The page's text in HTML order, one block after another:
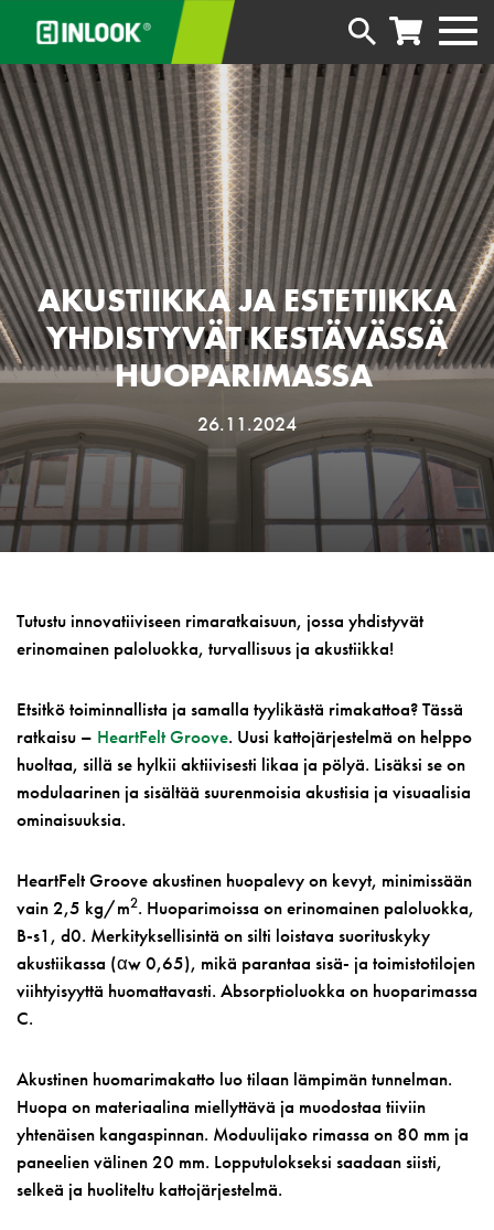
AKUSTIIKKA JA ESTETIIKKA
YHDISTYVÄT KESTÄVÄSSÄ
HUOPARIMASSA
26.11.2024
Tutustu innovatiiviseen rimaratkaisuun, jossa yhdistyvät
erinomainen paloluokka, turvallisuus ja akustiikka!
Etsitkö toiminnallista ja samalla tyylikästä rimakattoa? Tässä
ratkaisu – HeartFelt Groove. Uusi kattojärjestelmä on helppo
huoltaa, sillä se hylkii aktiivisesti likaa ja pölyä. Lisäksi se on
modulaarinen ja sisältää suurenmoisia akustisia ja visuaalisia
ominaisuuksia.
HeartFelt Groove akustinen huopalevy on kevyt, minimissään
vain 2,5 kg/m2. Huoparimoissa on erinomainen paloluokka,
B-s1, d0. Merkityksellisintä on silti loistava suorituskyky
akustiikassa (αw 0,65), mikä parantaa sisä- ja toimistotilojen
viihtyisyyttä huomattavasti. Absorptioluokka on huoparimassa
C.
Akustinen huomarimakatto luo tilaan lämpimän tunnelman.
Huopa on materiaalina miellyttävä ja muodostaa tiiviin
yhtenäisen kangaspinnan. Moduulijako rimassa on 80 mm ja
paneelien välinen 20 mm. Lopputulokseksi saadaan siisti,
selkeä ja huoliteltu kattojärjestelmä.